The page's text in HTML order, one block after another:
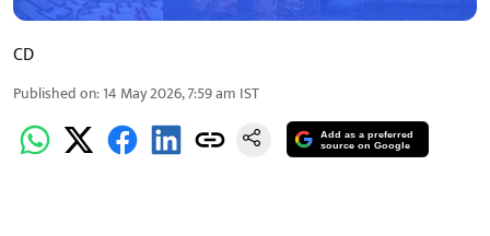
CD
Published on:14 May 2026, 7:59 am IST
Add as a preferred
source on Google